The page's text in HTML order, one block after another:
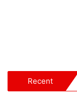
Recent